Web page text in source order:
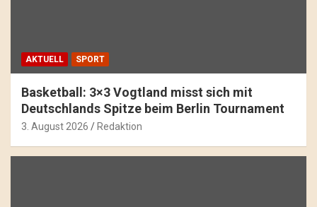
AKTUELL SPORT
Basketball: 3×3 Vogtland misst sich mit
Deutschlands Spitze beim Berlin Tournament
3. August 2026 Redaktion